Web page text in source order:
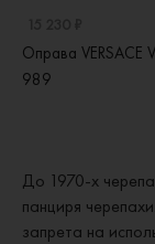
Оправа VERSACE
989
До 1970-х
панциря
запрета на